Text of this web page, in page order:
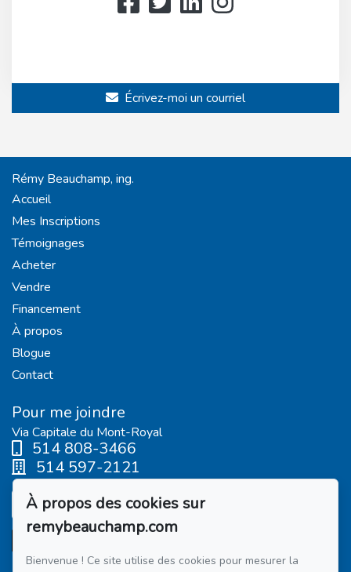
Écrivez-moi un courriel
Rémy Beauchamp, ing.
Accueil
Mes Inscriptions
Témoignages
Acheter
Vendre
Financement
À propos
Blogue
Contact
Pour me joindre
Via Capitale du Mont-Royal
514 808-3466
514 597-2121
Écrivez-moi un courriel
À propos des cookies sur
remybeauchamp.com
Bienvenue ! Ce site utilise des cookies pour mesurer la